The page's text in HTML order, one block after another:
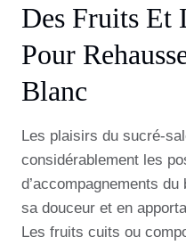
Des Fruits Et
Pour
Blanc
Les plaisirs du sucré-
considérablement les
d’accompagnements
sa douceur et en
Les fruits cuits ou